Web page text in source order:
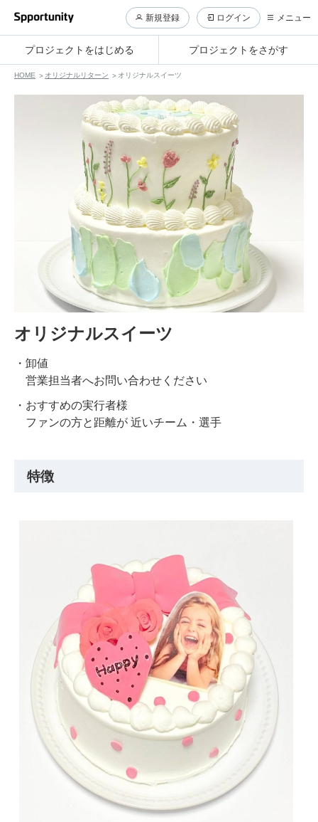
新規登録 ログイン メニュー
プロジェクトをはじめる プロジェクトをさがす
HOME オリジナルリターン オリジナルスイーツ
オリジナルスイーツ
卸値
営業担当者へお問い合わせください
おすすめの実行者様
ファンの方と距離が 近いチーム・選手
特徴